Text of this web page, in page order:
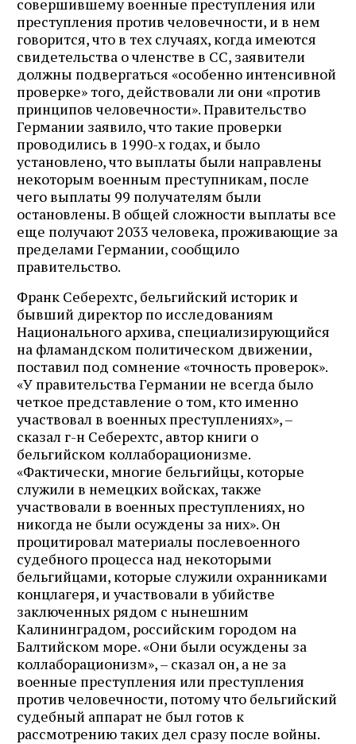
преступления против человечности, и в нем
говорится, что в тех случаях, когда имеются
свидетельства о членстве в СС, заявители
должны подвергаться «особенно интенсивной
проверке» того, действовали ли они «против
принципов человечности». Правительство
Германии заявило, что такие проверки
проводились в 1990-х годах, и было
установлено, что выплаты были направлены
некоторым военным преступникам, после
чего выплаты 99 получателям были
остановлены. В общей сложности выплаты все
еще получают 2033 человека, проживающие за
пределами Германии, сообщило
правительство.
Франк Себерехтс, бельгийский историк и
бывший директор по исследованиям
Национального архива, специализирующийся
на фламандском политическом движении,
поставил под сомнение «точность проверок».
«У правительства Германии не всегда было
четкое представление о том, кто именно
участвовал в военных преступлениях», –
сказал г-н Себерехтс, автор книги о
бельгийском коллаборационизме.
«Фактически, многие бельгийцы, которые
служили в немецких войсках, также
участвовали в военных преступлениях, но
никогда не были осуждены за них». Он
процитировал материалы послевоенного
судебного процесса над некоторыми
бельгийцами, которые служили охранниками
концлагеря, и участвовали в убийстве
заключенных рядом с нынешним
Калининградом, российским городом на
Балтийском море. «Они были осуждены за
коллаборационизм», – сказал он, а не за
военные преступления или преступления
против человечности, потому что бельгийский
судебный аппарат не был готов к
рассмотрению таких дел сразу после войны.